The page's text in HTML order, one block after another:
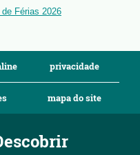
Férias 2026
privacidade
mapa do site